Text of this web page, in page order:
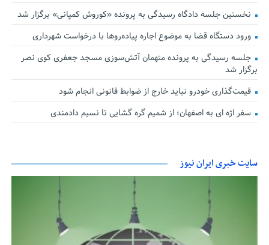
نخستین جلسه دادگاه رسیدگی به پرونده «کوروش کمپانی» برگزار شد
ورود دستگاه قضا به موضوع اجاره پیاده‌روها با درخواست شهرداری
جلسه رسیدگی به پرونده متهمان آتش‌سوزی مسجد جعفری کوی نصر
برگزار شد
قیمت‌گذاری خودرو نباید خارج از ضوابط قانونی انجام شود
سفر اژه ای به اصفهان؛ از شمیم گره گشایی تا نسیم دادمندی
سایت خبری ایران نیوز